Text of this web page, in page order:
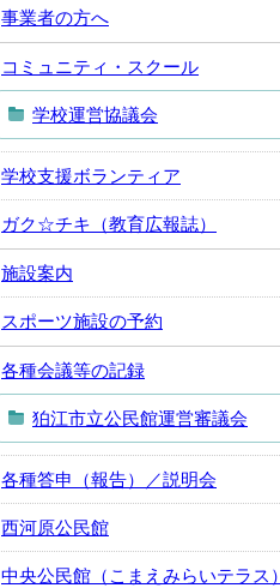
事業者の方へ
コミュニティ・スクール
学校運営協議会
学校支援ボランティア
ガク☆チキ（教育広報誌）
施設案内
スポーツ施設の予約
各種会議等の記録
狛江市立公民館運営審議会
各種答申（報告）／説明会
西河原公民館
中央公民館（こまえみらいテラス）